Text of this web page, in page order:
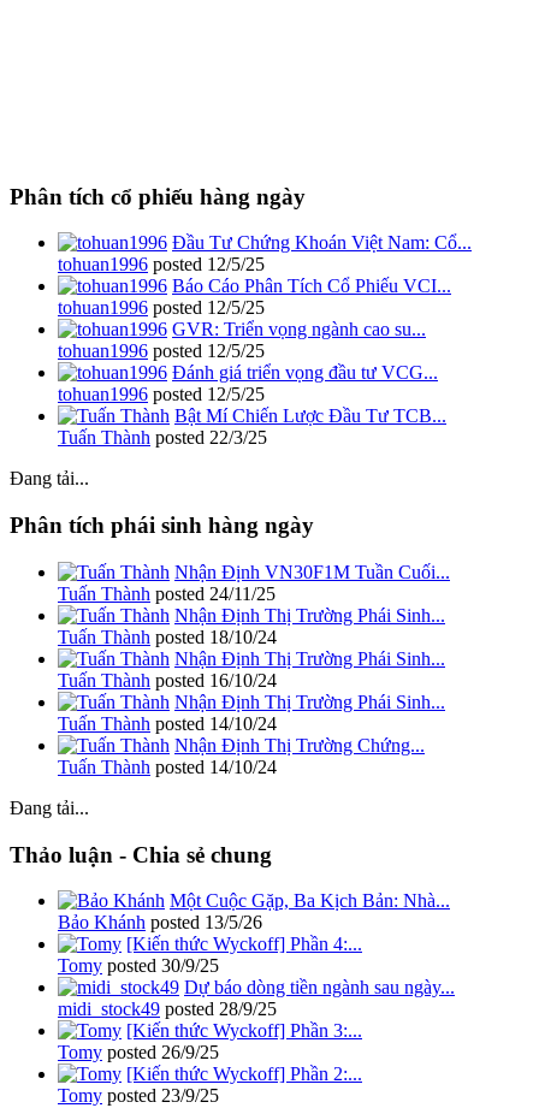
Phân tích cổ phiếu hàng ngày
Đầu Tư Chứng Khoán Việt Nam: Cổ...
tohuan1996 posted 12/5/25
Báo Cáo Phân Tích Cổ Phiếu VCI...
tohuan1996 posted 12/5/25
GVR: Triển vọng ngành cao su...
tohuan1996 posted 12/5/25
Đánh giá triển vọng đầu tư VCG...
tohuan1996 posted 12/5/25
Bật Mí Chiến Lược Đầu Tư TCB...
Tuấn Thành posted 22/3/25
Đang tải...
Phân tích phái sinh hàng ngày
Nhận Định VN30F1M Tuần Cuối...
Tuấn Thành posted 24/11/25
Nhận Định Thị Trường Phái Sinh...
Tuấn Thành posted 18/10/24
Nhận Định Thị Trường Phái Sinh...
Tuấn Thành posted 16/10/24
Nhận Định Thị Trường Phái Sinh...
Tuấn Thành posted 14/10/24
Nhận Định Thị Trường Chứng...
Tuấn Thành posted 14/10/24
Đang tải...
Thảo luận - Chia sẻ chung
Một Cuộc Gặp, Ba Kịch Bản: Nhà...
Bảo Khánh posted 13/5/26
[Kiến thức Wyckoff] Phần 4:...
Tomy posted 30/9/25
Dự báo dòng tiền ngành sau ngày...
midi_stock49 posted 28/9/25
[Kiến thức Wyckoff] Phần 3:...
Tomy posted 26/9/25
[Kiến thức Wyckoff] Phần 2:...
Tomy posted 23/9/25